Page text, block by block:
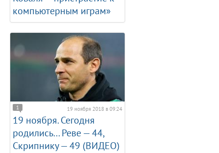
компьютерным играм»
1 19 ноября 2018 в 09:24
19 ноября. Сегодня
родились... Реве — 44,
Скрипнику — 49 (ВИДЕО)